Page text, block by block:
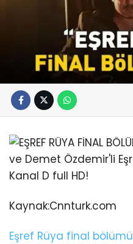
Kaynak:Cnnturk.com
Eşref Rüya final bölümü